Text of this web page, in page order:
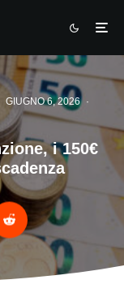
GIUGNO 6, 2026 ·
i 150€